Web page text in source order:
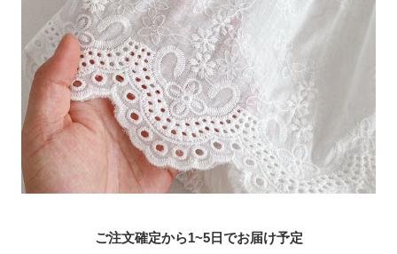
ご注文確定から1~5日でお届け予定